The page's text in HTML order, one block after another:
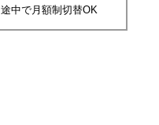
途中で月額制切替OK